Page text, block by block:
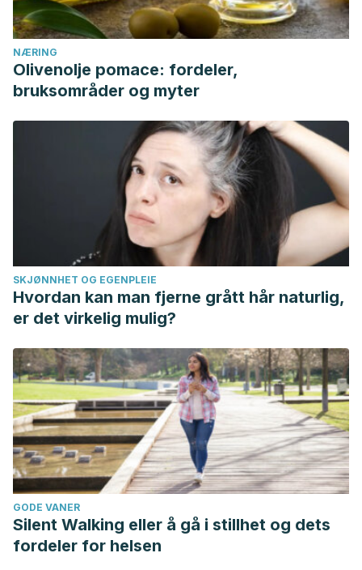
NÆRING
Olivenolje pomace: fordeler,
bruksområder og myter
SKJØNNHET OG EGENPLEIE
Hvordan kan man fjerne grått hår naturlig,
er det virkelig mulig?
GODE VANER
Silent Walking eller å gå i stillhet og dets
fordeler for helsen